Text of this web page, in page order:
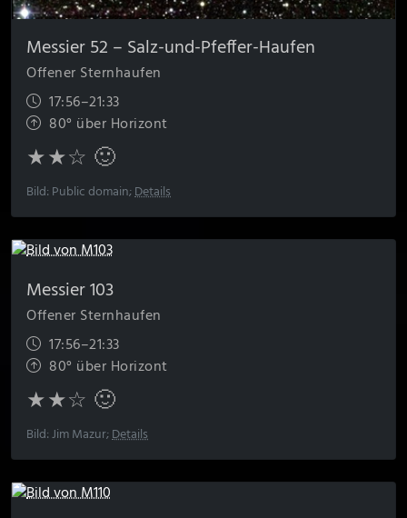
Messier 52 – Salz-und-Pfeffer-Haufen
Offener Sternhaufen
17:56–21:33
80° über Horizont
★★☆ 🙂
Bild: Public domain;Details
Messier 103
Offener Sternhaufen
17:56–21:33
80° über Horizont
★★☆ 🙂
Bild: Jim Mazur;Details